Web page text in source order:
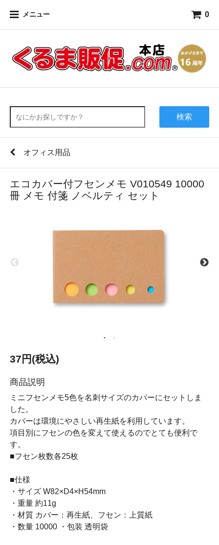
メニュー 0
検索
オフィス用品
エコカバー付フセンメモ V010549 10000
冊 メモ 付箋 ノベルティ セット
37円(税込)
商品説明
ミニフセンメモ5色を名刺サイズのカバーにセットしま
した。
カバーは環境にやさしい再生紙を利用しています。
項目別にフセンの色を変えて使えるのでとても便利で
す。
■フセン枚数各25枚
■仕様
・サイズ W82×D4×H54mm
・重量 約11g
・材質 カバー：再生紙、フセン：上質紙
・数量 10000 ・包装 透明袋